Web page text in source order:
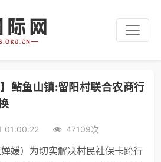
】鲇鱼山镇:留阳村联合农商行
01:00:22 47109次
婵媛）为切实解决村民社保卡跨行